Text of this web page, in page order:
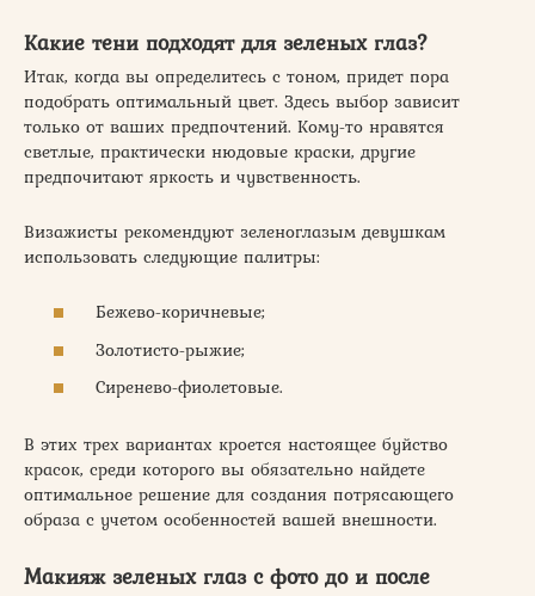
Какие тени подходят для зеленых глаз?
Итак, когда вы определитесь с тоном, придет пора
подобрать оптимальный цвет. Здесь выбор зависит
только от ваших предпочтений. Кому-то нравятся
светлые, практически нюдовые краски, другие
предпочитают яркость и чувственность.
Визажисты рекомендуют зеленоглазым девушкам
использовать следующие палитры:
Бежево-коричневые;
Золотисто-рыжие;
Сиренево-фиолетовые.
В этих трех вариантах кроется настоящее буйство
красок, среди которого вы обязательно найдете
оптимальное решение для создания потрясающего
образа с учетом особенностей вашей внешности.
Макияж зеленых глаз с фото до и после